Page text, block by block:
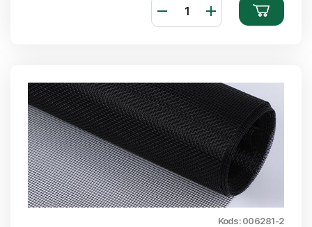
Kods: 006281-2